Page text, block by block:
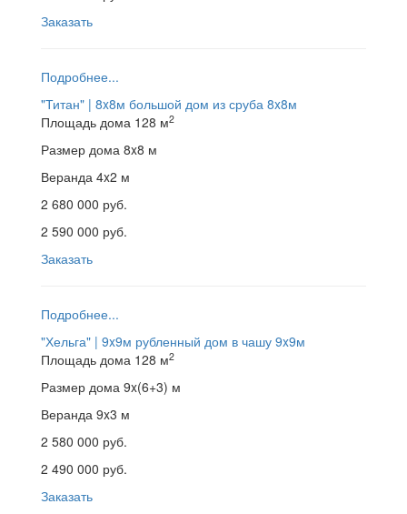
Заказать
Подробнее...
"Титан" | 8x8м большой дом из сруба 8x8м
Площадь дома 128 м2
Размер дома 8x8 м
Веранда 4x2 м
2 680 000 руб.
2 590 000 руб.
Заказать
Подробнее...
"Хельга" | 9x9м рубленный дом в чашу 9x9м
Площадь дома 128 м2
Размер дома 9x(6+3) м
Веранда 9x3 м
2 580 000 руб.
2 490 000 руб.
Заказать